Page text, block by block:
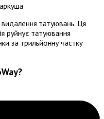
татуювань. Ця
руйнує татуювання
за трильйонну частку